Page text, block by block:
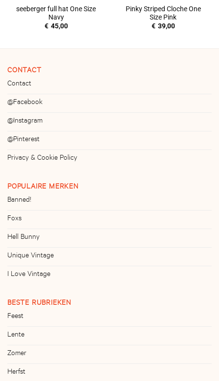
seeberger full hat One Size
Navy
€ 45,00
Pinky Striped Cloche One
Size Pink
€ 39,00
CONTACT
Contact
@Facebook
@Instagram
@Pinterest
Privacy & Cookie Policy
POPULAIRE MERKEN
Banned!
Foxs
Hell Bunny
Unique Vintage
I Love Vintage
BESTE RUBRIEKEN
Feest
Lente
Zomer
Herfst